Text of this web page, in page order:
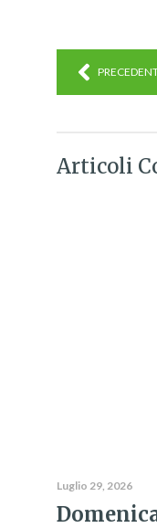
Articoli
Luglio 29, 2026